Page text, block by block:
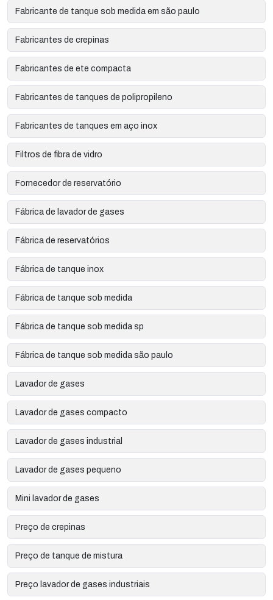
Fabricante de tanque sob medida em são paulo
Fabricantes de crepinas
Fabricantes de ete compacta
Fabricantes de tanques de polipropileno
Fabricantes de tanques em aço inox
Filtros de fibra de vidro
Fornecedor de reservatório
Fábrica de lavador de gases
Fábrica de reservatórios
Fábrica de tanque inox
Fábrica de tanque sob medida
Fábrica de tanque sob medida sp
Fábrica de tanque sob medida são paulo
Lavador de gases
Lavador de gases compacto
Lavador de gases industrial
Lavador de gases pequeno
Mini lavador de gases
Preço de crepinas
Preço de tanque de mistura
Preço lavador de gases industriais